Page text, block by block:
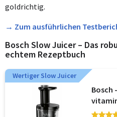
goldrichtig.
→ Zum ausführlichen
Bosch Slow Juicer – Das
echtem Rezeptbuch
Wertiger Slow Juicer
Bosch